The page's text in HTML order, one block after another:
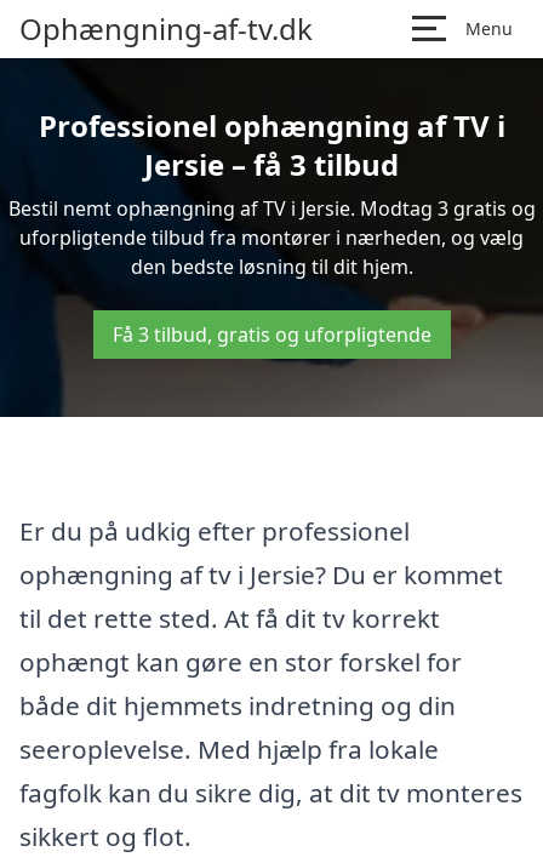
Ophængning-af-tv.dk Menu
Professionel ophængning af TV i
Jersie – få 3 tilbud
Bestil nemt ophængning af TV i Jersie. Modtag 3 gratis og
uforpligtende tilbud fra montører i nærheden, og vælg
den bedste løsning til dit hjem.
Få 3 tilbud, gratis og uforpligtende
Er du på udkig efter professionel
ophængning af tv i Jersie? Du er kommet
til det rette sted. At få dit tv korrekt
ophængt kan gøre en stor forskel for
både dit hjemmets indretning og din
seeroplevelse. Med hjælp fra lokale
fagfolk kan du sikre dig, at dit tv monteres
sikkert og flot.